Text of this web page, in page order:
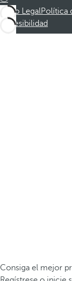
Aviso LegalPolítica
Accesibilidad
Consiga el mejor